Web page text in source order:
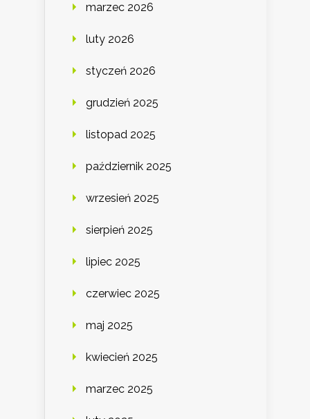
marzec 2026
luty 2026
styczeń 2026
grudzień 2025
listopad 2025
październik 2025
wrzesień 2025
sierpień 2025
lipiec 2025
czerwiec 2025
maj 2025
kwiecień 2025
marzec 2025